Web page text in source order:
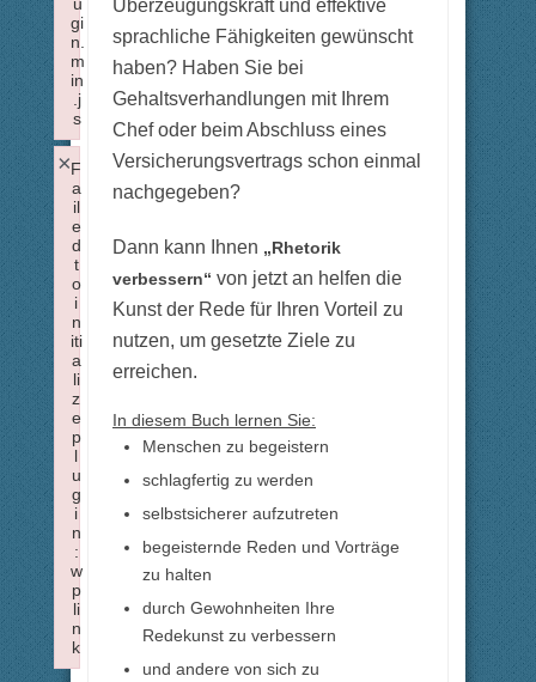
Überzeugungskraft und effektive
sprachliche Fähigkeiten gewünscht
haben? Haben Sie bei
Gehaltsverhandlungen mit Ihrem
Chef oder beim Abschluss eines
Versicherungsvertrags schon einmal
nachgegeben?
Dann kann Ihnen „Rhetorik
verbessern“ von jetzt an helfen die
Kunst der Rede für Ihren Vorteil zu
nutzen, um gesetzte Ziele zu
erreichen.
In diesem Buch lernen Sie:
Menschen zu begeistern
schlagfertig zu werden
selbstsicherer aufzutreten
begeisternde Reden und Vorträge
zu halten
durch Gewohnheiten Ihre
Redekunst zu verbessern
und andere von sich zu
gi
n.
m
in
.j
s
Failed to load plugin: nonbreaking from url https://
F
a
il
e
d
t
o
i
n
iti
a
li
z
e
p
l
u
g
i
n
:
w
p
li
n
k
×
Failed to initialize plugin: wplink